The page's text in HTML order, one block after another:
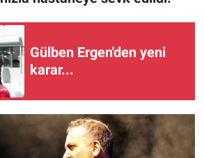
Gülben Ergen'den yeni
karar...